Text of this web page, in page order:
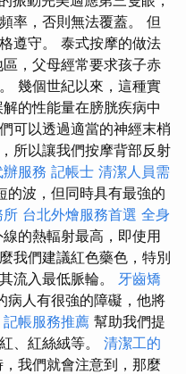
率，否則無法覆蓋。 但
遵守。 泰式按摩的做法
，父母經常要求孩子赤
幾個世紀以來，這種實
的性能量在膀胱疾病中
可以透過適當的神經末梢
所以讓我們按摩背部反射
服務 記帳士 清潔人員需
的波，但同時具有最強的
所 台北外燴服務首選 全身
的熱輻射最高，即使用
我們建議紅色藥色，特別
流入最低脈輪。 牙齒矯
病人有很強的障礙，他將
記帳服務推薦 幫助我們提
、紅絲絨等。 清潔工的
我們就會注意到，那麼